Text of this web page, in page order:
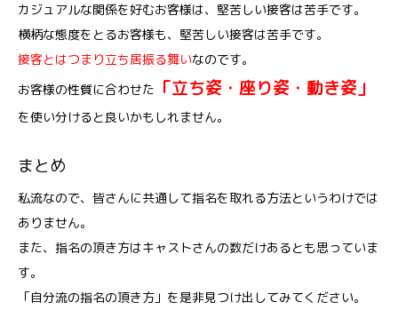
カジュアルな関係を好むお客様は、堅苦しい接客は苦手です。
横柄な態度をとるお客様も、堅苦しい接客は苦手です。
接客とはつまり立ち居振る舞いなのです。
お客様の性質に合わせた 「立ち姿・座り姿・動き姿」
を使い分けると良いかもしれません。
まとめ
私流なので、皆さんに共通して指名を取れる方法というわけでは
ありません。
また、指名の頂き方はキャストさんの数だけあるとも思っていま
す。
「自分流の指名の頂き方」を是非見つけ出してみてください。